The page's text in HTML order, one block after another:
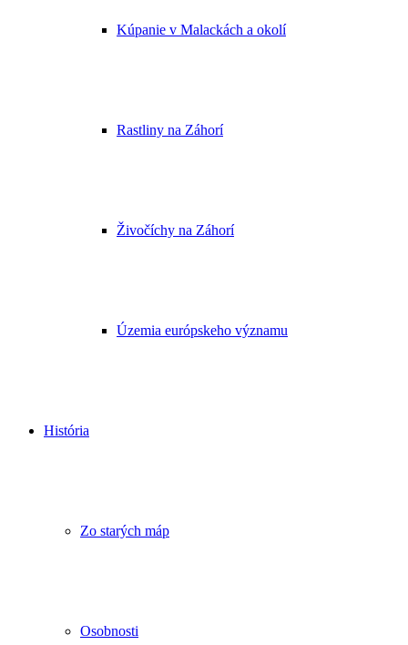
Kúpanie v Malackách a okolí
Rastliny na Záhorí
Živočíchy na Záhorí
Územia európskeho významu
História
Zo starých máp
Osobnosti